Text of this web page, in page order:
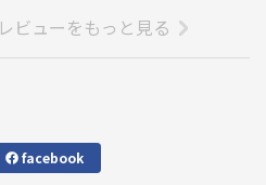
ビューをもっと見る
facebook